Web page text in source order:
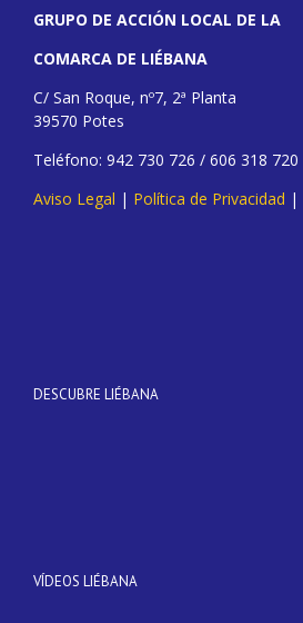
GRUPO DE ACCIÓN LOCAL DE LA
COMARCA DE LIÉBANA
C/ San Roque, nº7, 2ª Planta
39570 Potes
Teléfono: 942 730 726 / 606 318 720
Aviso Legal | Política de Privacidad |
DESCUBRE LIÉBANA
VÍDEOS LIÉBANA